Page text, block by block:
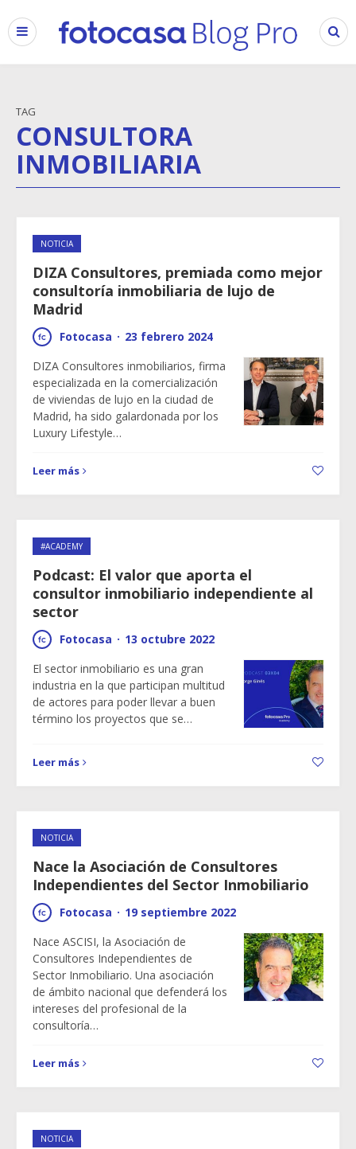
TAG
CONSULTORA
INMOBILIARIA
NOTICIA
DIZA Consultores, premiada como mejor
consultoría inmobiliaria de lujo de
Madrid
Fotocasa · 23 febrero 2024
DIZA Consultores inmobiliarios, firma
especializada en la comercialización
de viviendas de lujo en la ciudad de
Madrid, ha sido galardonada por los
Luxury Lifestyle…
Leer más
#ACADEMY
Podcast: El valor que aporta el
consultor inmobiliario independiente al
sector
Fotocasa · 13 octubre 2022
El sector inmobiliario es una gran
industria en la que participan multitud
de actores para poder llevar a buen
término los proyectos que se…
Leer más
NOTICIA
Nace la Asociación de Consultores
Independientes del Sector Inmobiliario
Fotocasa · 19 septiembre 2022
Nace ASCISI, la Asociación de
Consultores Independientes de
Sector Inmobiliario. Una asociación
de ámbito nacional que defenderá los
intereses del profesional de la
consultoría…
Leer más
NOTICIA